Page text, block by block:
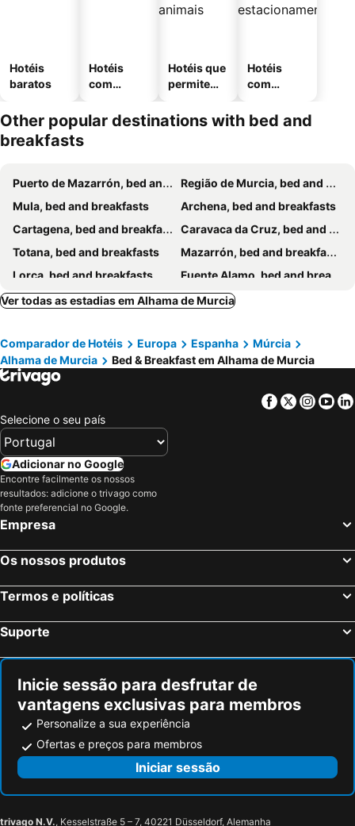
Hotéis
baratos
Hotéis
com
Hotéis que
permitem
Hotéis
com
mento
Other popular destinations with bed and
breakfasts
Puerto de Mazarrón, bed and breakfasts
Região de Murcia, bed and breakfasts
Mula, bed and breakfasts
Archena, bed and breakfasts
Cartagena, bed and breakfasts
Caravaca da Cruz, bed and breakfasts
Totana, bed and breakfasts
Mazarrón, bed and breakfasts
Lorca, bed and breakfasts
Fuente Alamo, bed and breakfasts
Ver todas as estadias em Alhama de Murcia
Comparador de Hotéis Europa Espanha
Múrcia
Alhama de Murcia
Bed & Breakfast em Alhama de Murcia
Facebook
Twitter
Selecione o seu país
Adicionar no Google
Encontre facilmente os nossos
resultados: adicione o trivago como
fonte preferencial no Google.
Empresa
Os nossos produtos
Termos e políticas
Suporte
Inicie sessão para desfrutar de
vantagens exclusivas para membros
Personalize a sua experiência
Ofertas e preços para membros
Iniciar sessão
trivago N.V., Kesselstraße 5 – 7, 40221 Düsseldorf, Alemanha